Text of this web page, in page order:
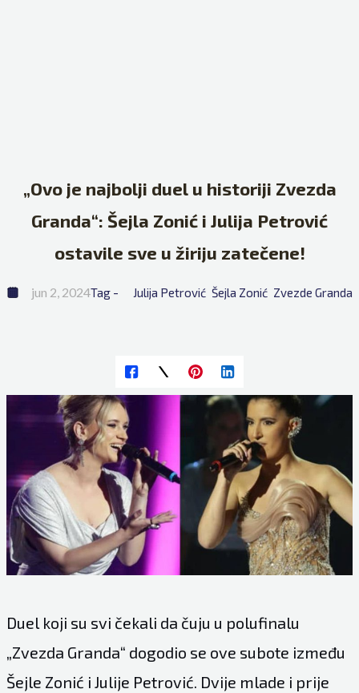
„Ovo je najbolji duel u historiji Zvezda
Granda“: Šejla Zonić i Julija Petrović
ostavile sve u žiriju zatečene!
jun 2, 2024Tag - Julija Petrović Šejla Zonić Zvezde Granda
Duel koji su svi čekali da čuju u polufinalu
„Zvezda Granda“ dogodio se ove subote između
Šejle Zonić i Julije Petrović. Dvije mlade i prije